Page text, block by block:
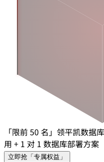
「限前 50 名」领平凯数据
用 + 1 对 1 数据库部署方案
立即抢「专属权益」